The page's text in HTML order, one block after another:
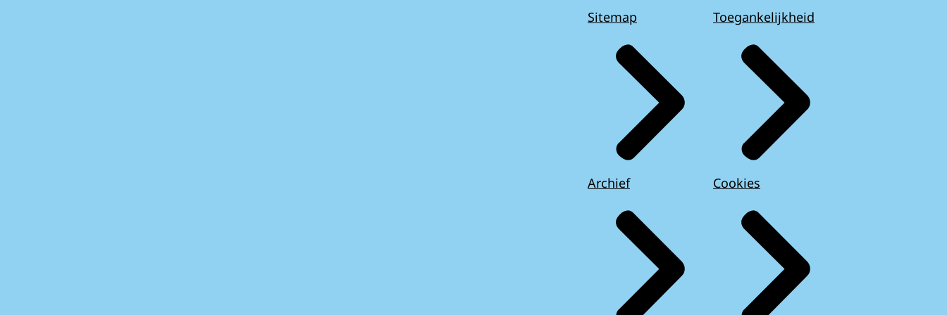
Sitemap
Archief
Toegankelijkheid
Cookies